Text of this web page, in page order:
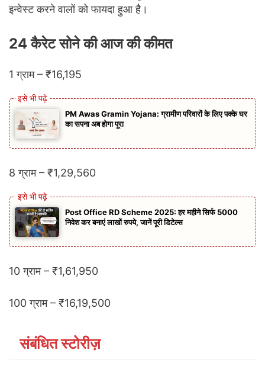
इन्वेस्ट करने वालों को फायदा हुआ है।
24 कैरेट सोने की आज की कीमत
1 ग्राम – ₹16,195
PM Awas Gramin Yojana: ग्रामीण परिवारों के लिए पक्के घर
का सपना अब होगा पूरा
8 ग्राम – ₹1,29,560
Post Office RD Scheme 2025: हर महीने सिर्फ 5000
निवेश कर बनाएं लाखों रुपये, जानें पूरी डिटेल्स
10 ग्राम – ₹1,61,950
100 ग्राम – ₹16,19,500
संबंधित स्टोरीज़